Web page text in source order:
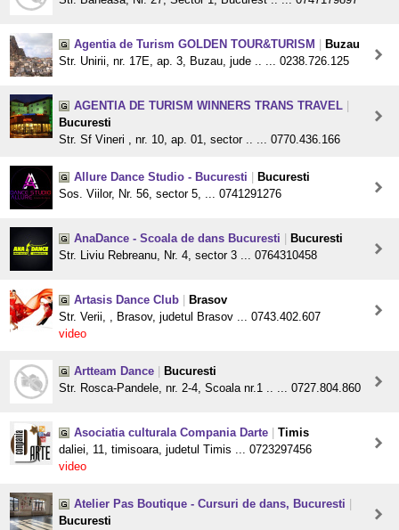
Agentia de Turism GOLDEN TOUR&TURISM
Buzau
Str. Unirii, nr. 17E, ap. 3, Buzau, jude .. ... 0238.726.125
AGENTIA DE TURISM WINNERS TRANS TRAVEL
Bucuresti
Str. Sf Vineri , nr. 10, ap. 01, sector .. ... 0770.436.166
Allure Dance Studio - Bucuresti
Bucuresti
Sos. Viilor, Nr. 56, sector 5, ... 0741291276
AnaDance - Scoala de dans Bucuresti
Bucuresti
Str. Liviu Rebreanu, Nr. 4, sector 3 ... 0764310458
Artasis Dance Club
Brasov
Str. Verii, , Brasov, judetul Brasov ... 0743.402.607
video
Artteam Dance
Bucuresti
Str. Rosca-Pandele, nr. 2-4, Scoala nr.1 .. ... 0727.804.860
Asociatia culturala Compania Darte
Timis
daliei, 11, timisoara, judetul Timis ... 0723297456
video
Atelier Pas Boutique - Cursuri de dans, Bucuresti
Bucuresti